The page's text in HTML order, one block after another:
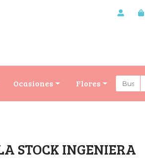
Ocasiones Flores
STOCK INGENIERA